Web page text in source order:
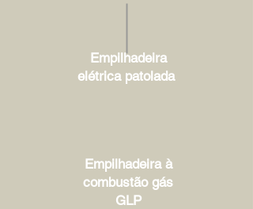
Empilhadeira
elétrica patolada
Empilhadeira à
combustão gás
GLP